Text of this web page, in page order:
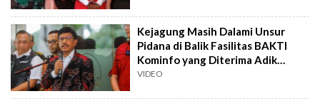
Kejagung Masih Dalami Unsur
Pidana di Balik Fasilitas BAKTI
Kominfo yang Diterima Adik
Jhonny G Plate
VIDEO